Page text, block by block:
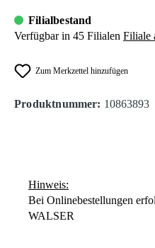
Filialbestand
Verfügbar in 45 Filialen Filiale
Zum Merkzettel hinzufügen
Produktnummer: 10863893
Hinweis:
Bei Onlinebestellungen
WALSER